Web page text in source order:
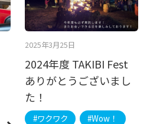
2025年3月25日
2024年度 TAKIBI Fest
ありがとうございまし
た！
#ワクワク #Wow！